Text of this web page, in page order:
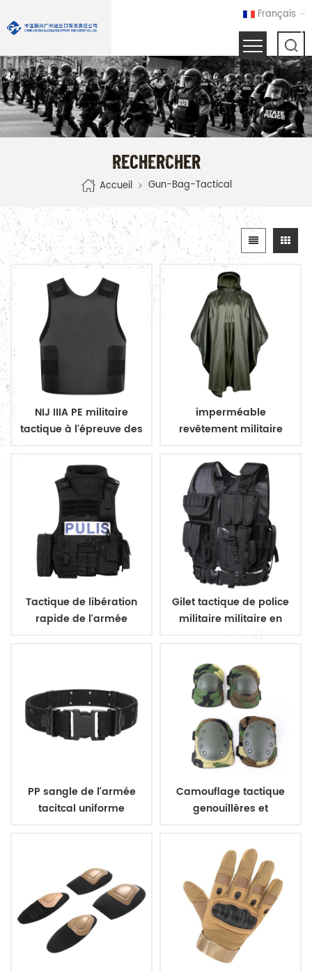
Français
RECHERCHER
Accueil Gun-Bag-Tactical
NIJ IIIA PE militaire
tactique à l'épreuve des
imperméable
revêtement militaire
militaire
Tactique de libération
rapide de l'armée
Gilet tactique de police
militaire militaire en
PP sangle de l'armée
tacitcal uniforme
Camouflage tactique
genouillères et